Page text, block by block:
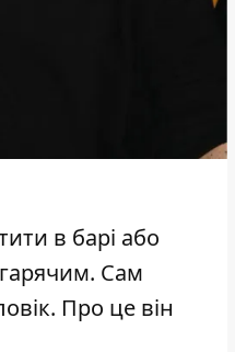
в барі або
Сам
Про це він